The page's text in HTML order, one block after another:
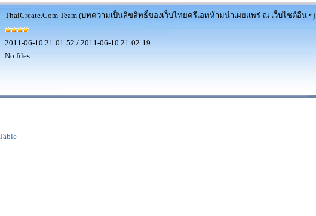
ThaiCreate.Com Team (บทความเป็นลิขสิทธิ์ของเว็บไทยครีเอทห้ามนำเผยแพร่ ณ เว็บไซต์อื่น ๆ)
2011-06-10 21:01:52 / 2011-06-10 21:02:19
No files